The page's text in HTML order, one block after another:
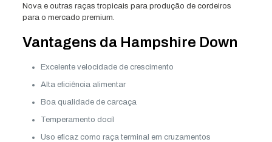
Nova e outras raças tropicais para produção de cordeiros
para o mercado premium.
Vantagens da Hampshire Down
Excelente velocidade de crescimento
Alta eficiência alimentar
Boa qualidade de carcaça
Temperamento docíl
Uso eficaz como raça terminal em cruzamentos